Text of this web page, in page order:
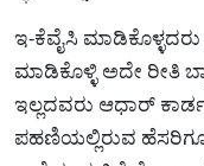
ಇ-ಕೆವೈಸಿ
ಮಾಡಿಕೊಳ್ಳಿ ಅದೇ ರೀತಿ
ಇಲ್ಲದವರು ಆಧಾರ್
ಪಹಣಿಯಲ್ಲಿರುವ